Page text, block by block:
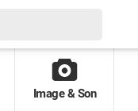
Image & Son